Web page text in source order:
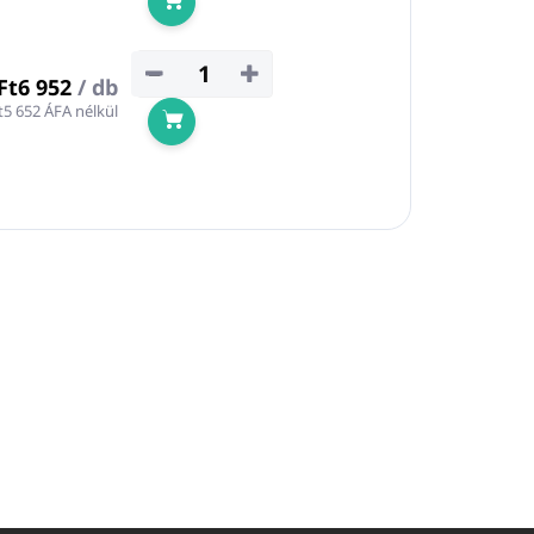
Kosárba
952 / db
652 ÁFA nélkül
+
−
Kosárba